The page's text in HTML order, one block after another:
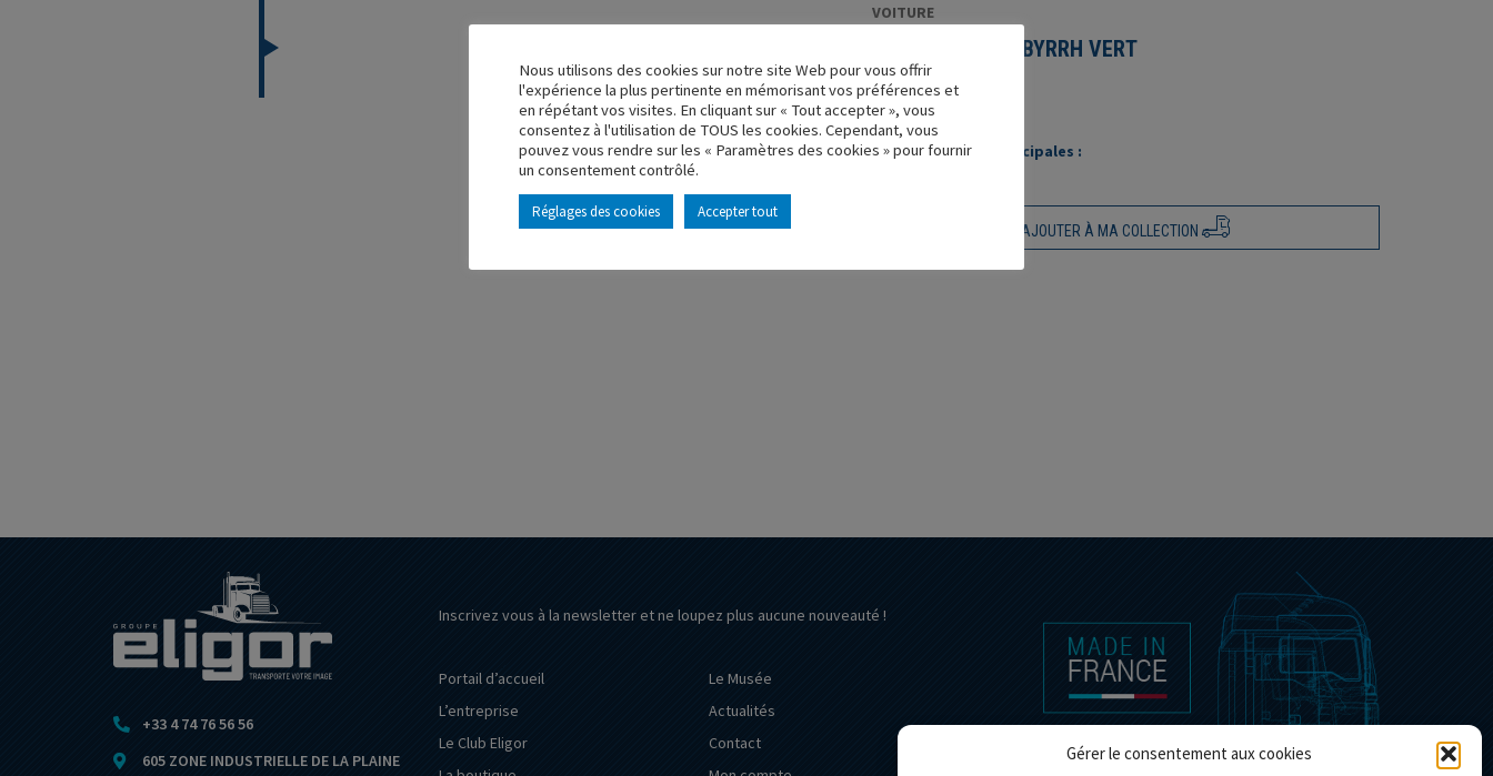
Gérer le consentement aux cookies
VOITURE
CITROEN 500KG BYRRH VERT
Réf. : 100048
Rupture de stock
Caractéristique principales :
AJOUTER À MA COLLECTION
+33 4 74 76 56 56
605 ZONE INDUSTRIELLE DE LA PLAINE
Inscrivez vous à la newsletter et ne loupez plus aucune nouveauté !
Portail d’accueil
L’entreprise
Le Club Eligor
Le Musée
Actualités
Contact
Nous utilisons des cookies sur notre site Web pour vous offrir
l'expérience la plus pertinente en mémorisant vos préférences et
en répétant vos visites. En cliquant sur « Tout accepter », vous
consentez à l'utilisation de TOUS les cookies. Cependant, vous
pouvez vous rendre sur les « Paramètres des cookies » pour fournir
un consentement contrôlé.
Réglages des cookies Accepter tout